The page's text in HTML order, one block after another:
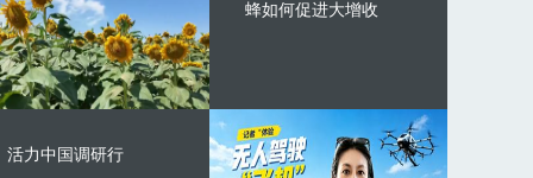
蜂如何促进大增收
活力中国调研行